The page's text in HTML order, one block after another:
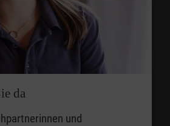
da
und